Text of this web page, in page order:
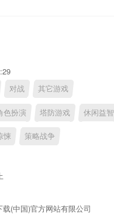
对战 其它游戏
色扮演 塔防游戏 休闲益智
悚 策略战争
(中国)官方网站有限公司